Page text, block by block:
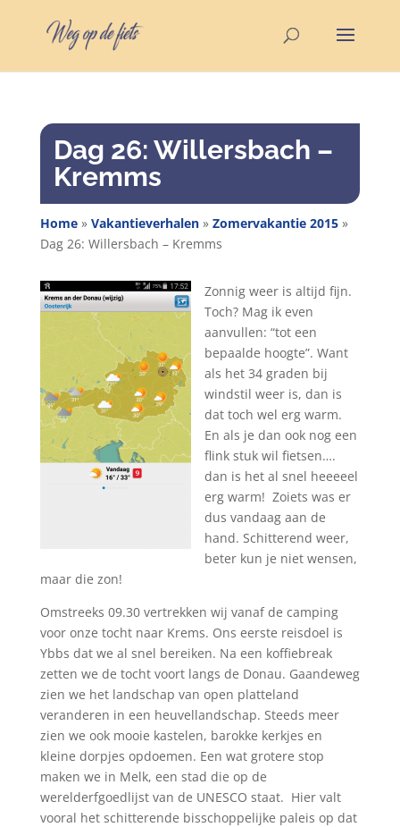
Dag 26: Willersbach –
Kremms
Home» Vakantieverhalen» Zomervakantie 2015»
Dag 26: Willersbach – Kremms
Zonnig weer is altijd fijn.
Toch? Mag ik even
aanvullen: “tot een
bepaalde hoogte”. Want
als het 34 graden bij
windstil weer is, dan is
dat toch wel erg warm.
En als je dan ook nog een
flink stuk wil fietsen….
dan is het al snel heeeeel
erg warm! Zoiets was er
dus vandaag aan de
hand. Schitterend weer,
beter kun je niet wensen,
maar die zon!
Omstreeks 09.30 vertrekken wij vanaf de camping
voor onze tocht naar Krems. Ons eerste reisdoel is
Ybbs dat we al snel bereiken. Na een koffiebreak
zetten we de tocht voort langs de Donau. Gaandeweg
zien we het landschap van open platteland
veranderen in een heuvellandschap. Steeds meer
zien we ook mooie kastelen, barokke kerkjes en
kleine dorpjes opdoemen. Een wat grotere stop
maken we in Melk, een stad die op de
werelderfgoedlijst van de UNESCO staat. Hier valt
vooral het schitterende bisschoppelijke paleis op dat